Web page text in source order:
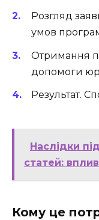
Розгляд
умов
Отримання
допомоги
Результат.
Наслідки
статей:
Кому це